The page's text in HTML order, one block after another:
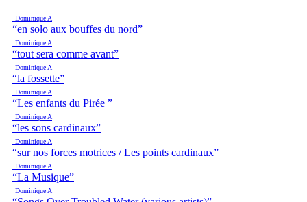
Dominique A
“en solo aux bouffes du nord”
Dominique A
“tout sera comme avant”
Dominique A
“la fossette”
Dominique A
“Les enfants du Pirée ”
Dominique A
“les sons cardinaux”
Dominique A
“sur nos forces motrices / Les points cardinaux”
Dominique A
“La Musique”
Dominique A